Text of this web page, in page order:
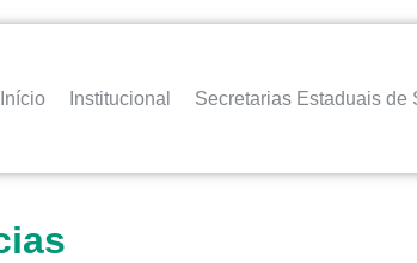
Início Institucional Secretarias Estaduais de